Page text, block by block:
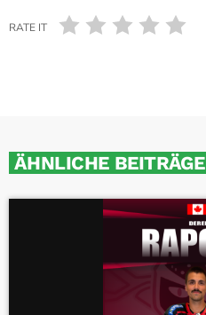
RATE IT
ÄHNLICHE BEITRÄGE